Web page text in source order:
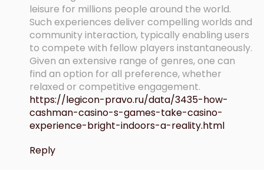
leisure for millions people around the world.
Such experiences deliver compelling worlds and
community interaction, typically enabling users
to compete with fellow players instantaneously.
Given an extensive range of genres, one can
find an option for all preference, whether
relaxed or competitive engagement.
https://legicon-pravo.ru/data/3435-how-
cashman-casino-s-games-take-casino-
experience-bright-indoors-a-reality.html
Reply